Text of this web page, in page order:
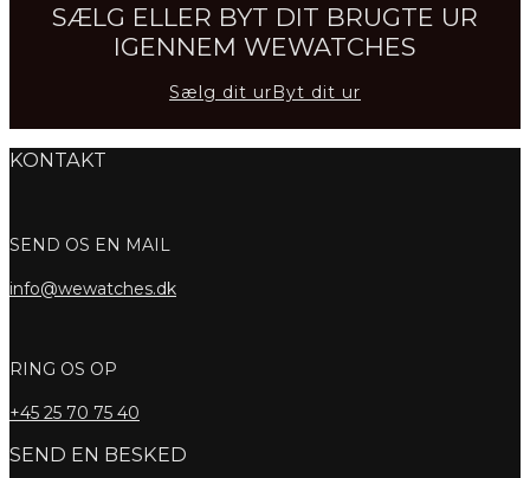
SÆLG ELLER BYT DIT BRUGTE UR
IGENNEM WEWATCHES
Sælg dit urByt dit ur
KONTAKT
SEND OS EN MAIL
info@wewatches.dk
RING OS OP
+45 25 70 75 40
SEND EN BESKED